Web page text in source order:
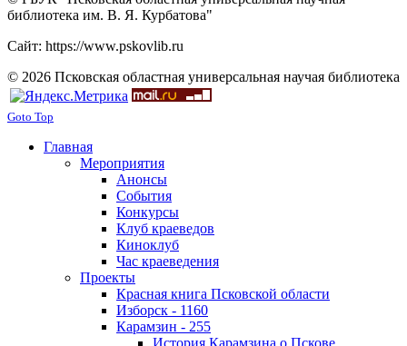
библиотека им. В. Я. Курбатова"
Сайт: https://www.pskovlib.ru
© 2026 Псковская областная универсальная научая библиотека
Goto Top
Главная
Мероприятия
Анонсы
События
Конкурсы
Клуб краеведов
Киноклуб
Час краеведения
Проекты
Красная книга Псковской области
Изборск - 1160
Карамзин - 255
История Карамзина о Пскове